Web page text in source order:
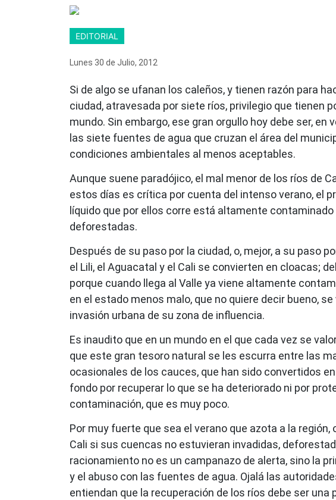
EDITORIAL
Lunes 30 de Julio, 2012
Si de algo se ufanan los caleños, y tienen razón para
ciudad, atravesada por siete ríos, privilegio que tienen
mundo. Sin embargo, ese gran orgullo hoy debe ser, en
las siete fuentes de agua que cruzan el área del
condiciones ambientales al menos aceptables.
Aunque suene paradójico, el mal menor de los ríos de
estos días es crítica por cuenta del intenso verano, el
líquido que por ellos corre está altamente
deforestadas.
Después de su paso por la ciudad, o, mejor, a su paso
el Lili, el Aguacatal y el Cali se convierten en cloacas;
porque cuando llega al Valle ya viene altamente
en el estado menos malo, que no quiere decir bueno,
invasión urbana de su zona de influencia.
Es inaudito que en un mundo en el que cada vez se
que este gran tesoro natural se les escurra entre las
ocasionales de los cauces, que han sido convertidos
fondo por recuperar lo que se ha deteriorado ni por
contaminación, que es muy poco.
Por muy fuerte que sea el verano que azota a la
Cali si sus cuencas no estuvieran invadidas,
racionamiento no es un campanazo de alerta, sino la
y el abuso con las fuentes de agua. Ojalá las
entiendan que la recuperación de los ríos debe ser una